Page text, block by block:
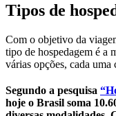
Tipos de
Com o objetivo da
tipo de hospedagem é a
várias opções, cada uma
Segundo a pesquisa
hoje o Brasil soma